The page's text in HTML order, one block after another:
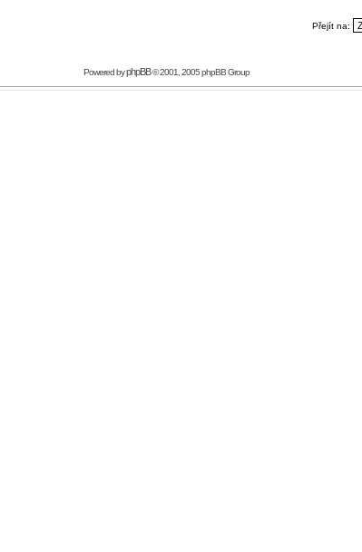
Přejít na:
Powered byphpBB© 2001, 2005 phpBB Group